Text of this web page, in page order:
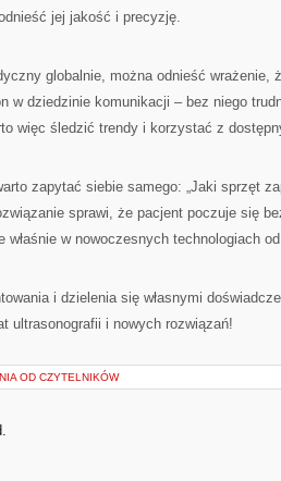
jej jakość i precyzję.
globalnie, można odnieść wrażenie,
w dziedzinie komunikacji – bez niego
więc śledzić trendy i korzystać z
zapytać siebie samego: „Jaki sprzęt
sprawi, że pacjent poczuje się
właśnie w nowoczesnych technologiach
i dzielenia się własnymi
ultrasonografii i nowych rozwiązań!
OD CZYTELNIKÓW